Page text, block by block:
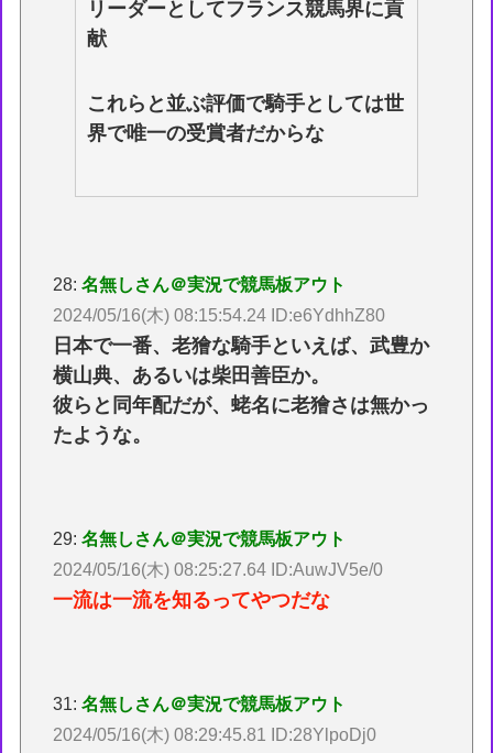
リーダーとしてフランス競馬界に貢
献
これらと並ぶ評価で騎手としては世
界で唯一の受賞者だからな
28:名無しさん＠実況で競馬板アウト
2024/05/16(木) 08:15:54.24 ID:e6YdhhZ80
日本で一番、老獪な騎手といえば、武豊か
横山典、あるいは柴田善臣か。
彼らと同年配だが、蛯名に老獪さは無かっ
たような。
29:名無しさん＠実況で競馬板アウト
2024/05/16(木) 08:25:27.64 ID:AuwJV5e/0
一流は一流を知るってやつだな
31:名無しさん＠実況で競馬板アウト
2024/05/16(木) 08:29:45.81 ID:28YlpoDj0